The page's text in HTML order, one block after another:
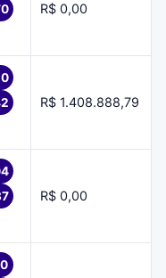
R$ 0,00
R$ 1.408.888,79
R$ 0,00